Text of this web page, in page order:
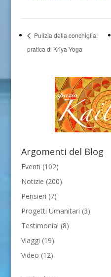
Pulizia della conchiglia:
pratica di Kriya Yoga
Argomenti del Blog
Eventi (102)
Notizie (200)
Pensieri (7)
Progetti Umanitari (3)
Testimonial (8)
Viaggi (19)
Video (12)